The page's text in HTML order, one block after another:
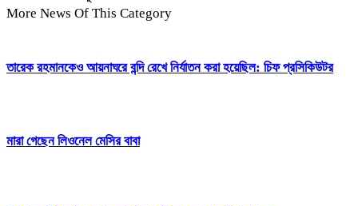
More News Of This Category
তারেক রহমানকেও আয়নাঘরে বন্দি রেখে নির্যাতন করা হয়েছিল: চিফ প্রসিকিউটর
মারা গেছেন লিওনেল মেসির বাবা